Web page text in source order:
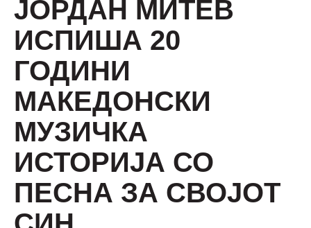
ЈОРДАН МИТЕВ
ИСПИША 20
ГОДИНИ
МАКЕДОНСКИ
МУЗИЧКА
ИСТОРИЈА СО
ПЕСНА ЗА СВОЈОТ